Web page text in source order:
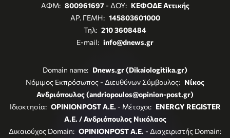
ΑΦΜ: 800961697- ΔΟΥ: ΚΕΦΟΔΕ Αττικής
ΑΡ. ΓΕΜΗ: 145803601000
Τηλ: 210 3608484
E-mail: info@dnews.gr
Domain name: Dnews.gr (Dikaiologitika.gr)
Νόμιμος Εκπρόσωπος - Διευθύνων Σύμβουλος: Νίκος
Ανδριόπουλος (andriopoulos@opinion-post.gr)
Ιδιοκτησία: OPINIONPOST A.E. - Μέτοχοι: ENERGY REGISTER
Α.Ε. / Ανδριόπουλος Νικόλαος
Δικαιούχος Domain: OPINIONPOST A.E. - Διαχειριστής Domain: